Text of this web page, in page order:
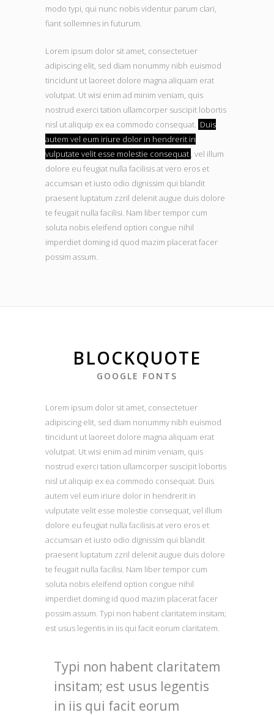
modo typi, qui nunc nobis videntur parum clari,
fiant sollemnes in futurum.
Lorem ipsum dolor sit amet, consectetuer
adipiscing elit, sed diam nonummy nibh euismod
tincidunt ut laoreet dolore magna aliquam erat
volutpat. Ut wisi enim ad minim veniam, quis
nostrud exerci tation ullamcorper suscipit lobortis
nisl ut aliquip ex ea commodo consequat. Duis
autem vel eum iriure dolor in hendrerit in
vulputate velit esse molestie consequat , vel illum
dolore eu feugiat nulla facilisis at vero eros et
accumsan et iusto odio dignissim qui blandit
praesent luptatum zzril delenit augue duis dolore
te feugait nulla facilisi. Nam liber tempor cum
soluta nobis eleifend option congue nihil
imperdiet doming id quod mazim placerat facer
possim assum.
BLOCKQUOTE
GOOGLE FONTS
Lorem ipsum dolor sit amet, consectetuer
adipiscing elit, sed diam nonummy nibh euismod
tincidunt ut laoreet dolore magna aliquam erat
volutpat. Ut wisi enim ad minim veniam, quis
nostrud exerci tation ullamcorper suscipit lobortis
nisl ut aliquip ex ea commodo consequat. Duis
autem vel eum iriure dolor in hendrerit in
vulputate velit esse molestie consequat, vel illum
dolore eu feugiat nulla facilisis at vero eros et
accumsan et iusto odio dignissim qui blandit
praesent luptatum zzril delenit augue duis dolore
te feugait nulla facilisi. Nam liber tempor cum
soluta nobis eleifend option congue nihil
imperdiet doming id quod mazim placerat facer
possim assum. Typi non habent claritatem insitam;
est usus legentis in iis qui facit eorum claritatem.
Typi non habent claritatem
insitam; est usus legentis
in iis qui facit eorum